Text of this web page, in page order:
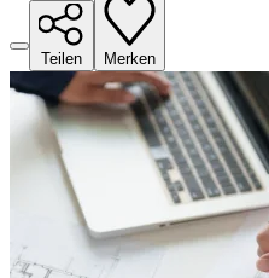
Teilen Merken